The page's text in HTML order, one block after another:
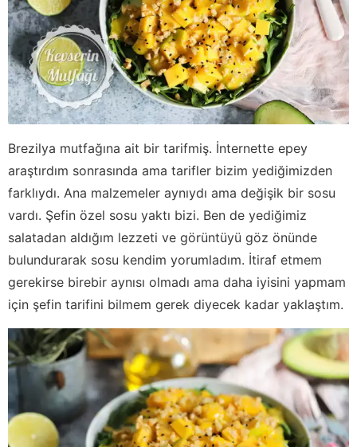
Brezilya mutfağına ait bir tarifmiş. İnternette epey
araştırdım sonrasında ama tarifler bizim yediğimizden
farklıydı. Ana malzemeler aynıydı ama değişik bir sosu
vardı. Şefin özel sosu yaktı bizi. Ben de yediğimiz
salatadan aldığım lezzeti ve görüntüyü göz önünde
bulundurarak sosu kendim yorumladım. İtiraf etmem
gerekirse birebir aynısı olmadı ama daha iyisini yapmam
için şefin tarifini bilmem gerek diyecek kadar yaklaştım.